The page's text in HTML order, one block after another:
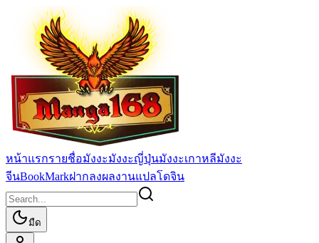
หน้าแรกรายชื่อมังงะมังงะญี่ปุ่นมังงะเกาหลีมังงะ
จีนBookMarkฝากลงผลงานแปลโดจิน
มืด